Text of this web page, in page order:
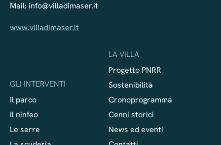
Mail: info@villadimaser.it
www.villadimaser.it
GLI INTERVENTI
Il parco
Il ninfeo
Le serre
LA VILLA
Progetto PNRR
Sostenibilità
Cronoprogramma
Cenni storici
News ed eventi